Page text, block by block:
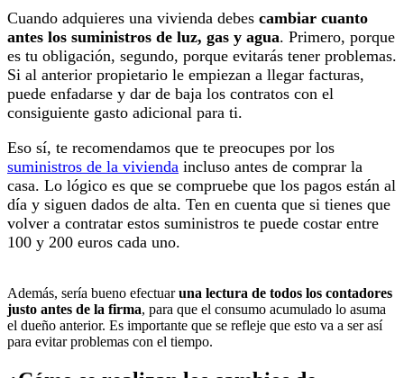
Cuando adquieres una vivienda debes cambiar cuanto
antes los suministros de luz, gas y agua. Primero, porque
es tu obligación, segundo, porque evitarás tener problemas.
Si al anterior propietario le empiezan a llegar facturas,
puede enfadarse y dar de baja los contratos con el
consiguiente gasto adicional para ti.
Eso sí, te recomendamos que te preocupes por los
suministros de la vivienda incluso antes de comprar la
casa. Lo lógico es que se compruebe que los pagos están al
día y siguen dados de alta. Ten en cuenta que si tienes que
volver a contratar estos suministros te puede costar entre
100 y 200 euros cada uno.
Además, sería bueno efectuaruna lectura de todos los contadores
justo antes de la firma, para que el consumo acumulado lo asuma
el dueño anterior. Es importante que se refleje que esto va a ser así
para evitar problemas con el tiempo.